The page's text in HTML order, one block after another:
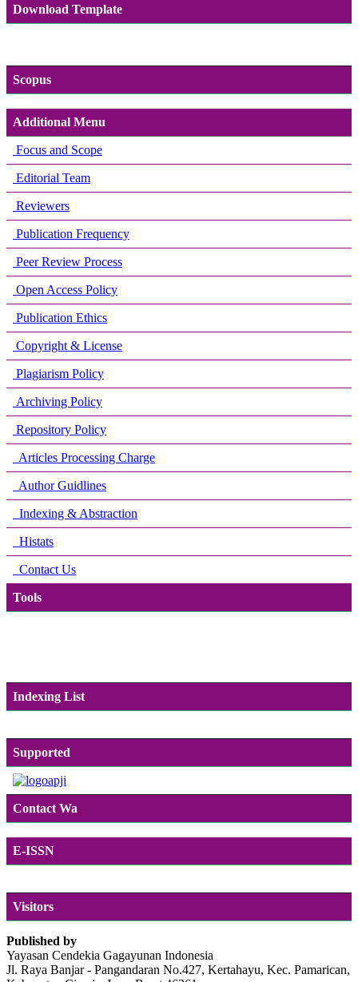
Download Template
Scopus
Additional Menu
Focus and Scope
Editorial Team
Reviewers
Publication Frequency
Peer Review Process
Open Access Policy
Publication Ethics
Copyright & License
Plagiarism Policy
Archiving Policy
Repository Policy
Articles Processing Charge
Author Guidlines
Indexing & Abstraction
Histats
Contact Us
Tools
Indexing List
Supported
Contact Wa
E-ISSN
Visitors
Published by
Yayasan Cendekia Gagayunan Indonesia
Jl. Raya Banjar - Pangandaran No.427, Kertahayu, Kec. Pamarican,